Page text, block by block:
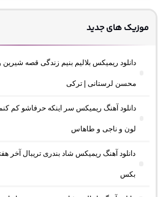
موزیک های جدید
دانلود ریمیکس بلالیم بنیم زندگی قصه
محسن لرستانی | ترکی
دانلود آهنگ ریمیکس سر اینکه حرفاشو کم
لون و ناجی و طاهاس
دانلود آهنگ ریمیکس شاد بندری تریبال آخر
بکس